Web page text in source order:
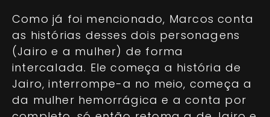
Como já foi mencionado, Marcos conta
as histórias desses dois personagens
(Jairo e a mulher) de forma
intercalada. Ele começa a história de
Jairo, interrompe-a no meio, começa a
da mulher hemorrágica e a conta por